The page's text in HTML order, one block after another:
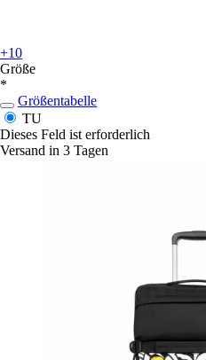
+10
Größe
*
Größentabelle
TU
Dieses Feld ist erforderlich
Versand in 3 Tagen